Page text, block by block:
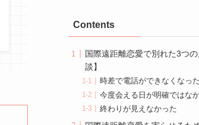
Contents
国際遠距離恋愛で別れた3つ
談】
時差で電話ができなくなった
今度会える日が明確ではな
終わりが見えなかった